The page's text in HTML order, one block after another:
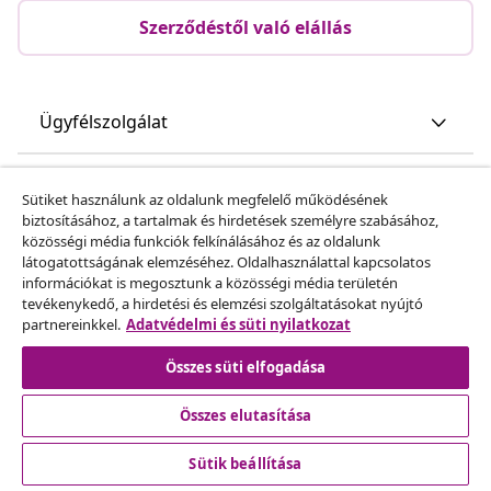
Szerződéstől való elállás
Ügyfélszolgálat
vidaXL
Fedezz fel többet
Sütiket használunk az oldalunk megfelelő működésének
biztosításához, a tartalmak és hirdetések személyre szabásához,
közösségi média funkciók felkínálásához és az oldalunk
látogatottságának elemzéséhez. Oldalhasználattal kapcsolatos
információkat is megosztunk a közösségi média területén
tevékenykedő, a hirdetési és elemzési szolgáltatásokat nyújtó
partnereinkkel. Adatvédelmi és süti nyilatkozat
Összes süti elfogadása
Összes elutasítása
Sütik beállítása